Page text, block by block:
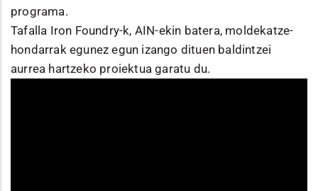
programa.
Tafalla Iron Foundry-k, AIN-ekin batera, moldekatze-
hondarrak egunez egun izango dituen baldintzei
aurrea hartzeko proiektua garatu du.